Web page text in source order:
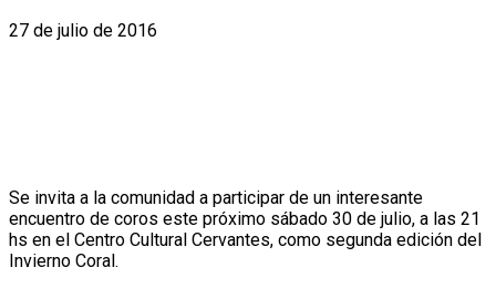
27 de julio de 2016
Se invita a la comunidad a participar de un interesante
encuentro de coros este próximo sábado 30 de julio, a las 21
hs en el Centro Cultural Cervantes, como segunda edición del
Invierno Coral.